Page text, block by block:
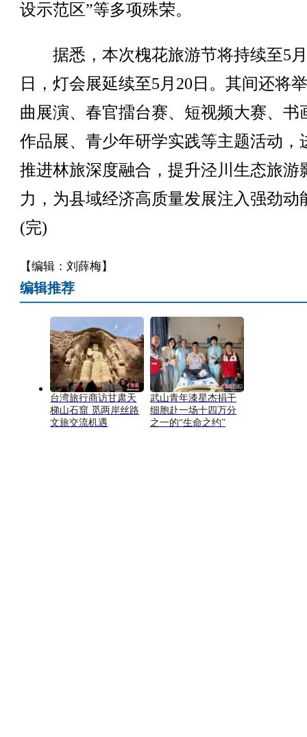
设示范区”等多项殊荣。
据悉，本次槐花旅游节将持续至5
日，灯会展延续至5月20日。其间还将
曲展演、春官擂台赛、短视频大赛、书
作品展、青少年研学实践等主题活动，
推进林旅深度融合，提升泾川生态旅游
力，为县域经济高质量发展注入强劲动
(完)
【编辑：刘薛梅】
编辑推荐
台湾旅行商访甘肃天
梯山石窟 觅两岸丝路
文旅交流机遇
武山青年漆星杰捐干
细胞赴一场十四万分
之一的“生命之约”